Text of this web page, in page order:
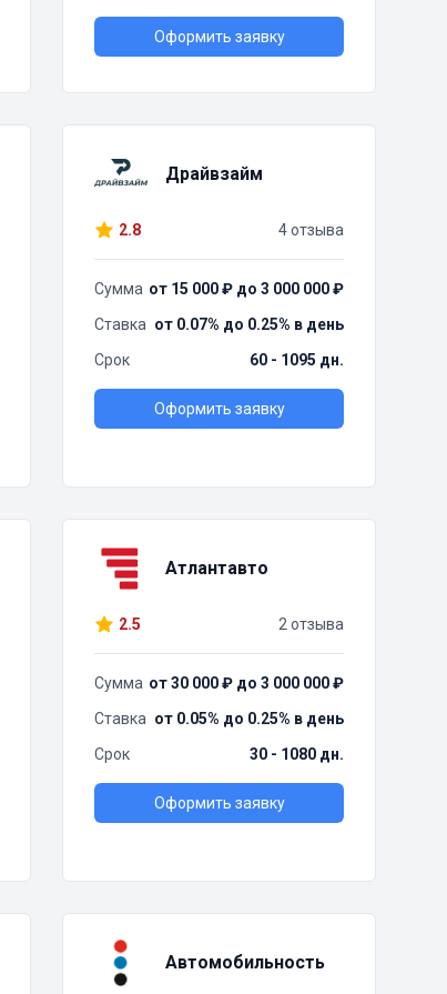
Оформить заявку
Драйвзайм
2.8 4 отзыва
Сумма от 15 000 ₽ до 3 000 000 ₽
Ставка от 0.07% до 0.25% в день
Срок
60 - 1095 дн.
Оформить заявку
Атлантавто
2.5 2 отзыва
Сумма от 30 000 ₽ до 3 000 000 ₽
Ставка от 0.05% до 0.25% в день
Срок
30 - 1080 дн.
Оформить заявку
Автомобильность